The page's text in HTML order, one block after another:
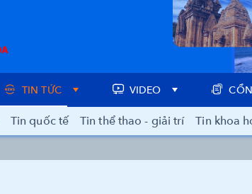
TIN TỨC VIDEO
Tin quốc tế Tin thể thao - giải trí Tin khoa